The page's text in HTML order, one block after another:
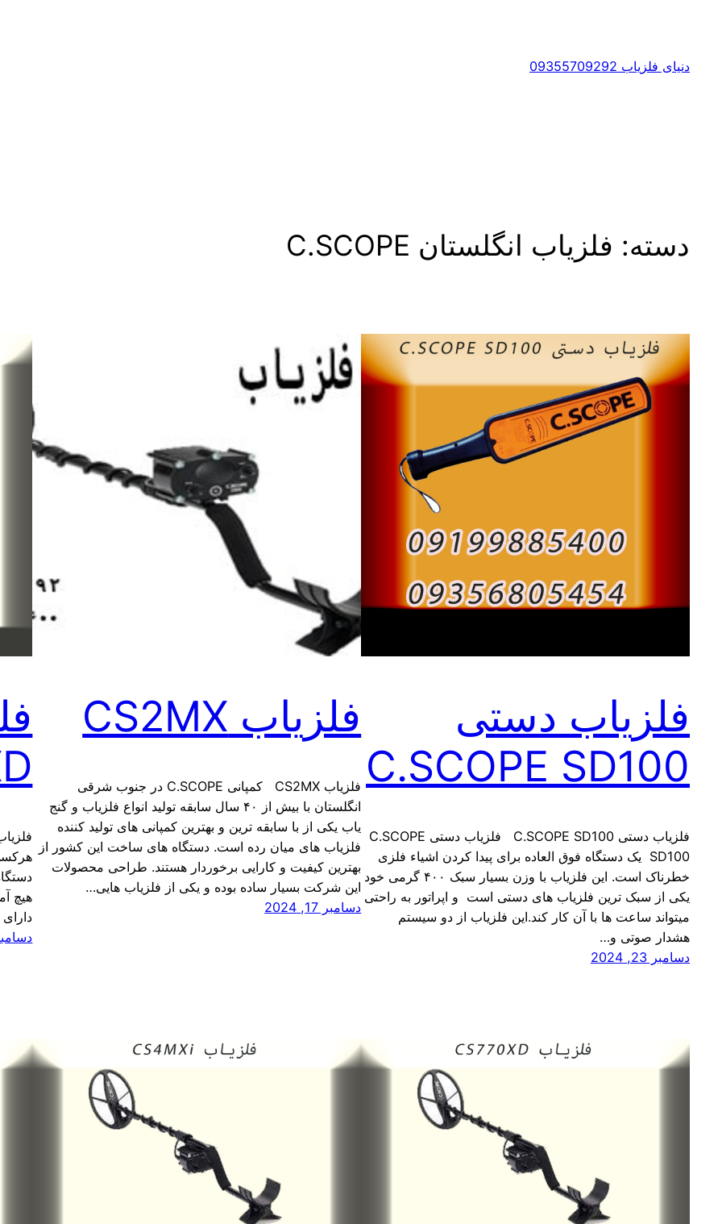
دنیای فلزیاب 09355709292
دسته: فلزیاب انگلستان C.SCOPE
فلزیاب دستی
C.SCOPE SD100
فلزیاب دستی C.SCOPE SD100 فلزیاب دستی C.SCOPE
SD100 یک دستگاه فوق العاده برای پیدا کردن اشیاء فلزی
خطرناک است. این فلزیاب با وزن بسیار سبک ۴۰۰ گرمی خود
یکی از سبک ترین فلزیاب های دستی است و اپراتور به راحتی
میتواند ساعت ها با آن کار کند.این فلزیاب از دو سیستم
هشدار صوتی و…
دسامبر 23, 2024
فلزیاب CS2MX
فلزیاب CS2MX کمپانی C.SCOPE در جنوب شرقی
انگلستان با بیش از ۴۰ سال سابقه تولید انواع فلزیاب و گنج
یاب یکی از با سابقه ترین و بهترین کمپانی های تولید کننده
فلزیاب های میان رده است. دستگاه های ساخت این کشور از
بهترین کیفیت و کارایی برخوردار هستند. طراحی محصولات
این شرکت بسیار ساده بوده و یکی از فلزیاب هایی…
دسامبر 17, 2024
هیچ
دسامبر 17,